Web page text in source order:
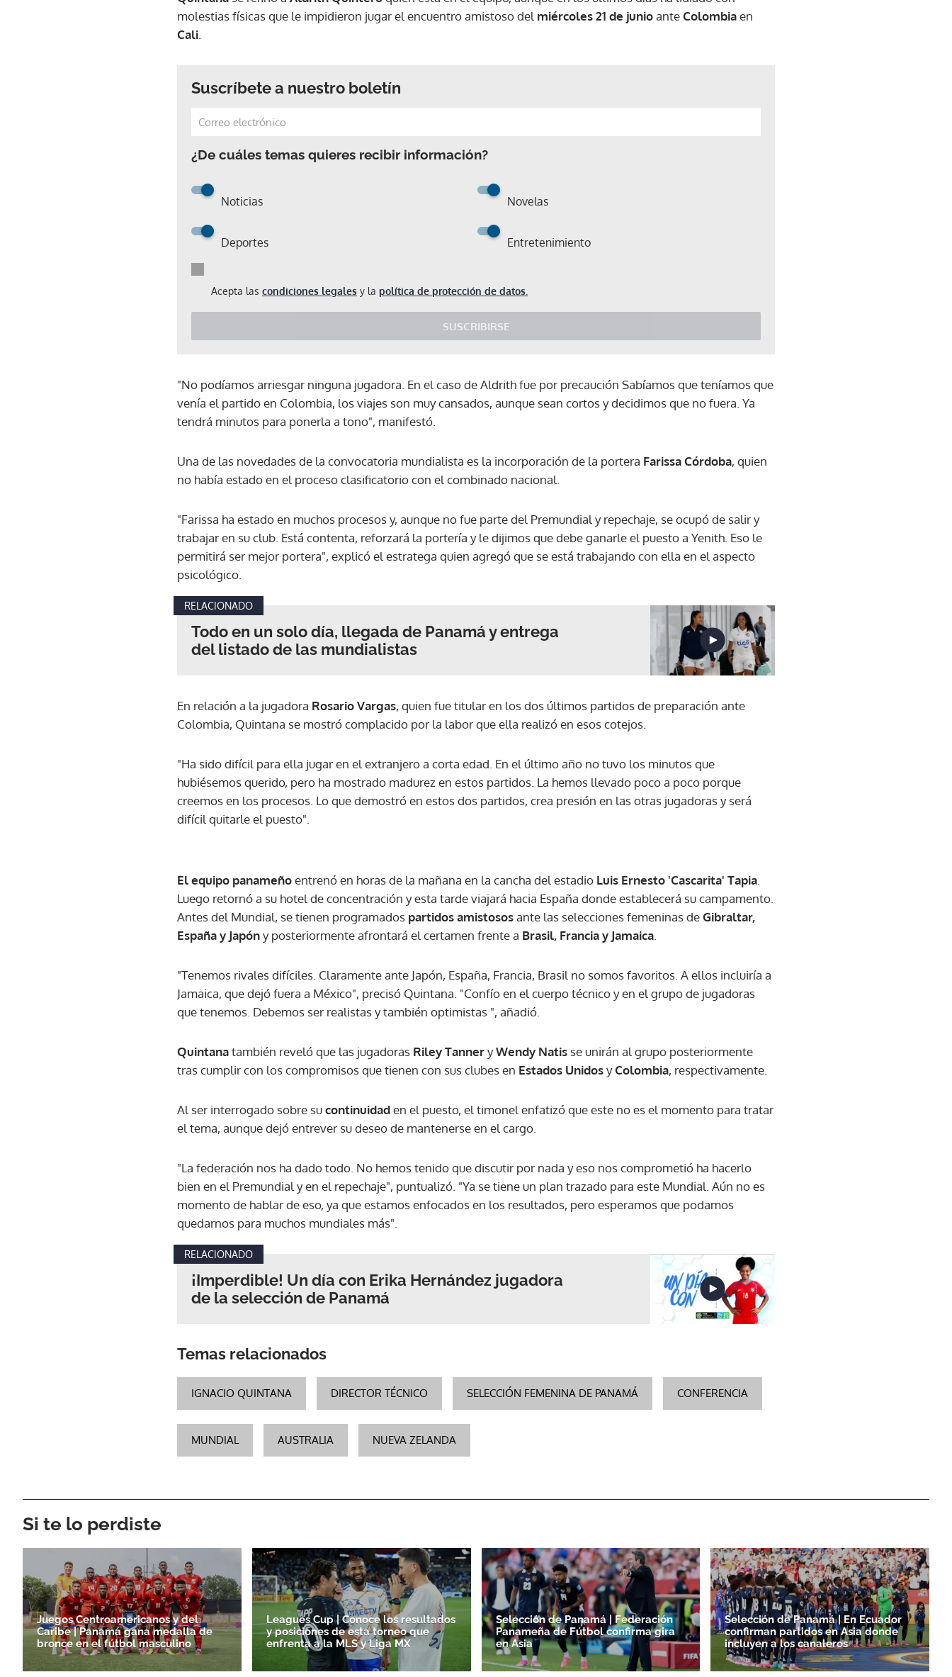
molestias físicas que le impidieron jugar el encuentro amistoso del miércoles 21 de junioanteColombiaen
Cali
Suscríbete a nuestro boletín
¿De cuáles temas quieres recibir información?
Noticias Novelas
Deportes Entretenimiento
Acepta las condiciones legales y la política de protección de datos.
SUSCRIBIRSE
Gracias por suscribirte a nuestro boletín.
ACEPTAR
"No podíamos arriesgar ninguna jugadora. En el caso de Aldrith fue por precaución Sabíamos que teníamos que
venía el partido en Colombia, los viajes son muy cansados, aunque sean cortos y decidimos que no fuera. Ya
tendrá minutos para ponerla a tono", manifestó.
Una de las novedades de la convocatoria mundialista es la incorporación de la portera Farissa Córdoba, quien
no había estado en el proceso clasificatorio con el combinado nacional.
"Farissa ha estado en muchos procesos y, aunque no fue parte del Premundial y repechaje, se ocupó de salir y
trabajar en su club. Está contenta, reforzará la portería y le dijimos que debe ganarle el puesto a Yenith. Eso le
permitirá ser mejor portera", explicó el estratega quien agregó que se está trabajando con ella en el aspecto
psicológico.
RELACIONADO
Todo en un solo día, llegada de Panamá y entrega
del listado de las mundialistas
En relación a la jugadora Rosario Vargas, quien fue titular en los dos últimos partidos de preparación ante
Colombia, Quintana se mostró complacido por la labor que ella realizó en esos cotejos.
"Ha sido difícil para ella jugar en el extranjero a corta edad. En el último año no tuvo los minutos que
hubiésemos querido, pero ha mostrado madurez en estos partidos. La hemos llevado poco a poco porque
creemos en los procesos. Lo que demostró en estos dos partidos, crea presión en las otras jugadoras y será
difícil quitarle el puesto".
El equipo panameñoentrenó en horas de la mañana en la cancha del estadio Luis Ernesto 'Cascarita' Tapia
Luego retornó a su hotel de concentración y esta tarde viajará hacia España donde establecerá su campamento.
Antes del Mundial, se tienen programados partidos amistososante las selecciones femeninas deGibraltar,
España y Japóny posteriormente afrontará el certamen frente a Brasil, Francia y Jamaica
"Tenemos rivales difíciles. Claramente ante Japón, España, Francia, Brasil no somos favoritos. A ellos incluiría a
Jamaica, que dejó fuera a México", precisó Quintana. "Confío en el cuerpo técnico y en el grupo de jugadoras
que tenemos. Debemos ser realistas y también optimistas ", añadió.
Quintanatambién reveló que las jugadoras Riley TanneryWendy Natis se unirán al grupo posteriormente
tras cumplir con los compromisos que tienen con sus clubes en Estados UnidosyColombia, respectivamente.
Al ser interrogado sobre sucontinuidaden el puesto, el timonel enfatizó que este no es el momento para tratar
el tema, aunque dejó entrever su deseo de mantenerse en el cargo.
"La federación nos ha dado todo. No hemos tenido que discutir por nada y eso nos comprometió ha hacerlo
bien en el Premundial y en el repechaje", puntualizó. "Ya se tiene un plan trazado para este Mundial. Aún no es
momento de hablar de eso, ya que estamos enfocados en los resultados, pero esperamos que podamos
quedarnos para muchos mundiales más".
RELACIONADO
¡Imperdible! Un día con Erika Hernández jugadora
de la selección de Panamá
Temas relacionados
IGNACIO QUINTANA DIRECTOR TÉCNICO SELECCIÓN FEMENINA DE PANAMÁ CONFERENCIA
MUNDIAL AUSTRALIA NUEVA ZELANDA
Si te lo perdiste
Juegos Centroamericanos y del
Caribe | Panamá gana medalla de
bronce en el fútbol masculino
Leagues Cup | Conoce los resultados
y posiciones de esta torneo que
enfrenta a la MLS y Liga MX
Selección de Panamá | Federación
Panameña de Fútbol confirma gira
en Asia
Selección de Panamá | En Ecuador
confirman partidos en Asia donde
incluyen a los canaleros